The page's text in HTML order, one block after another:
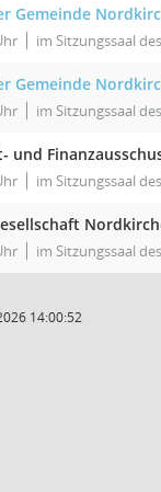
Gemeinde
im Sitzungssaal
Gemeinde
im Sitzungssaal
und
im Sitzungssaal
im Sitzungssaal
14:00:52